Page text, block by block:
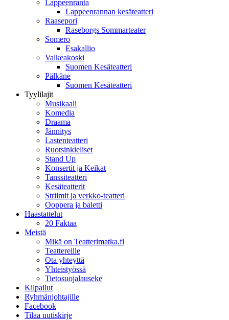
Lappeenranta
Lappeenrannan kesäteatteri
Raasepori
Raseborgs Sommarteater
Somero
Esakallio
Valkeakoski
Suomen Kesäteatteri
Pälkäne
Suomen Kesäteatteri
Tyylilajit
Musikaali
Komedia
Draama
Jännitys
Lastenteatteri
Ruotsinkieliset
Stand Up
Konsertit ja Keikat
Tanssiteatteri
Kesäteatterit
Striimit ja verkko-teatteri
Ooppera ja baletti
Haastattelut
20 Faktaa
Meistä
Mikä on Teatterimatka.fi
Teattereille
Ota yhteyttä
Yhteistyössä
Tietosuojalauseke
Kilpailut
Ryhmänjohtajille
Facebook
Tilaa uutiskirje